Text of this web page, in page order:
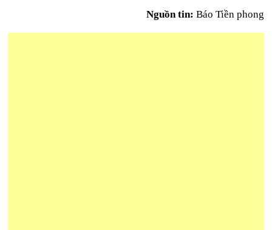
Nguồn tin: Báo Tiền phong